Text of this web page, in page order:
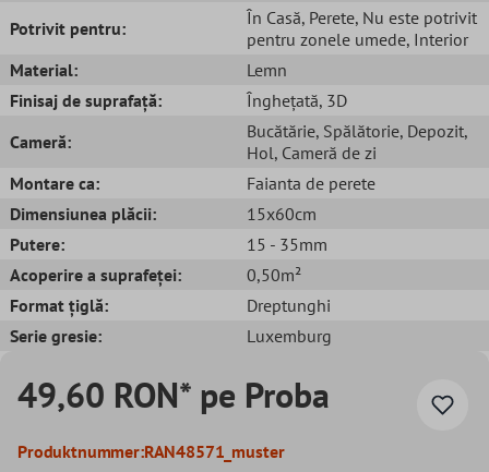
Potrivit pentru:
În Casă, Perete, Nu este potrivit
pentru zonele umede, Interior
Material:
Lemn
Finisaj de suprafață:
Înghețată, 3D
Cameră:
Bucătărie, Spălătorie, Depozit,
Hol, Cameră de zi
Montare ca:
Faianta de perete
Dimensiunea plăcii:
15x60cm
Putere:
15 - 35mm
Acoperire a suprafeței:
0,50m²
Format țiglă:
Dreptunghi
Serie gresie:
Luxemburg
49,60 RON* pe Proba
Produktnummer:RAN48571_muster